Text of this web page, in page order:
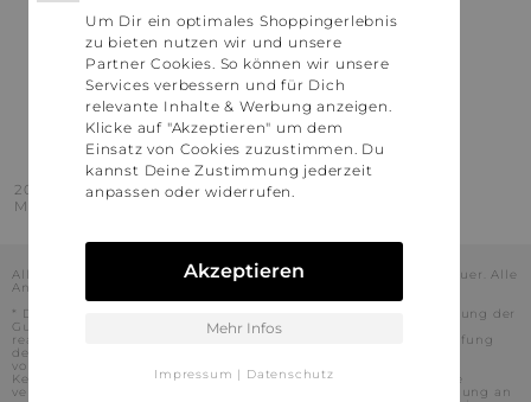
Österreich
Schweiz
France
United States
2016 - 2026 © Stylaholic.
Made for you with love in munich.
Alle Preise inkl. der jeweils geltenden gesetzlichen Mehrwertsteuer. Alle
Angaben ohne Gewähr.
* Die angezeigten Preise beinhalten Rabatte, die durch die Nutzung der
Gutschein-Codes auf den Seiten unserer Partner voraussichtlich
realisiert werden können. Stylaholic führt keine vollständige Prüfung
der Gutschein-Codes durch und es kann daher in Einzelfällen
vorkommen, dass die Gutscheine abweichend von unserem
Kenntnisstand bei dem jeweiligen Shop nicht oder nur teilweise
verwendet werden können. Darüber hinaus kann deren Verwendung an
Um Dir ein optimales Shoppingerlebnis
zu bieten nutzen wir und unsere
Partner Cookies. So können wir unsere
Services verbessern und für Dich
relevante Inhalte & Werbung anzeigen.
Klicke auf "Akzeptieren" um dem
Einsatz von Cookies zuzustimmen. Du
kannst Deine Zustimmung jederzeit
anpassen oder widerrufen.
Akzeptieren
Mehr Infos
Impressum | Datenschutz